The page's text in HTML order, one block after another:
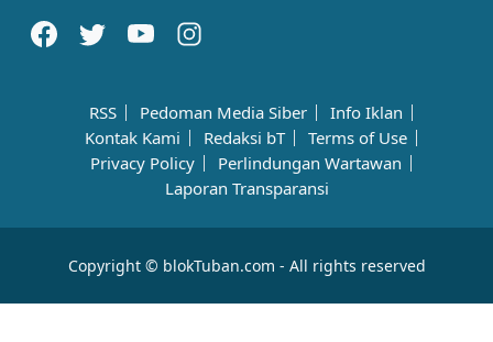
RSS Pedoman Media Siber
Info Iklan
Kontak Kami
Redaksi bT
Terms of Use
Privacy Policy
Perlindungan Wartawan
Laporan Transparansi
Copyright © blokTuban.com - All rights reserved